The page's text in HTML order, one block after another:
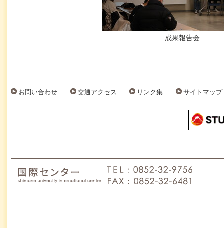
成果報告会
お問い合わせ 交通アクセス リンク集 サイトマップ